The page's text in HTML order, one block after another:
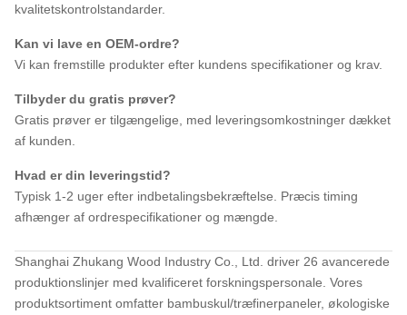
kvalitetskontrolstandarder.
Kan vi lave en OEM-ordre?
Vi kan fremstille produkter efter kundens specifikationer og krav.
Tilbyder du gratis prøver?
Gratis prøver er tilgængelige, med leveringsomkostninger dækket
af kunden.
Hvad er din leveringstid?
Typisk 1-2 uger efter indbetalingsbekræftelse. Præcis timing
afhænger af ordrespecifikationer og mængde.
Shanghai Zhukang Wood Industry Co., Ltd. driver 26 avancerede
produktionslinjer med kvalificeret forskningspersonale. Vores
produktsortiment omfatter bambuskul/træfinerpaneler, økologiske